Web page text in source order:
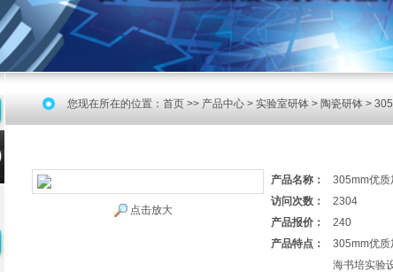
您现在所在的位置： 首页 >> 产品中心 > 实验室研钵 > 陶瓷研钵 >
点击放大
产品名称：
305mm优质
访问次数：
2304
产品报价：
240
产品特点：
305mm优质
海书培实验